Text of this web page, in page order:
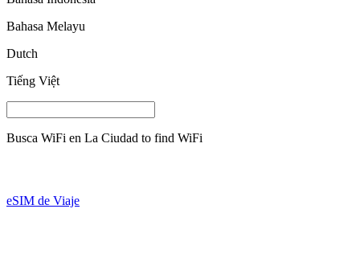
Bahasa Melayu
Dutch
Tiếng Việt
Busca WiFi en La Ciudad to find WiFi
eSIM de Viaje